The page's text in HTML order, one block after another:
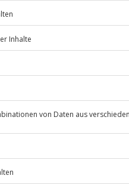
Kennenlernen der Tiere
Füttern
Getränke und Gebäck